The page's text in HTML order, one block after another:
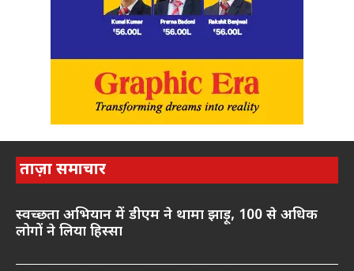
ताज़ा समाचार
स्वच्छता अभियान में डीएम ने थामा झाड़ू, 100 से अधिक
लोगों ने लिया हिस्सा